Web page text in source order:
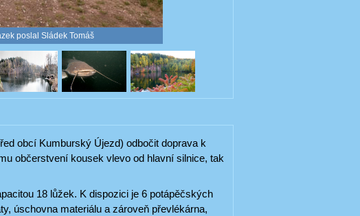
poslal Sládek Tomáš
obcí Kumburský Újezd) odbočit doprava k
občerstvení kousek vlevo od hlavní silnice, tak
18 lůžek. K dispozici je 6 potápěčských
úschovna materiálu a zároveň převlékárna,